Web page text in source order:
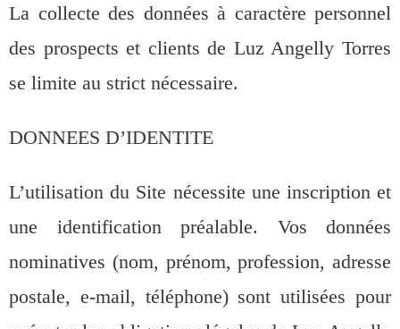
La collecte des données à caractère personnel
des prospects et clients de Luz Angelly Torres
se limite au strict nécessaire.
DONNEES D’IDENTITE
L’utilisation du Site nécessite une inscription et
une identification préalable. Vos données
nominatives (nom, prénom, profession, adresse
postale, e-mail, téléphone) sont utilisées pour